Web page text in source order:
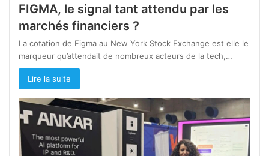
FIGMA, le signal tant attendu par les
marchés financiers ?
La cotation de Figma au New York Stock Exchange est elle le
marqueur qu’attendait de nombreux acteurs de la tech,…
Lire la suite